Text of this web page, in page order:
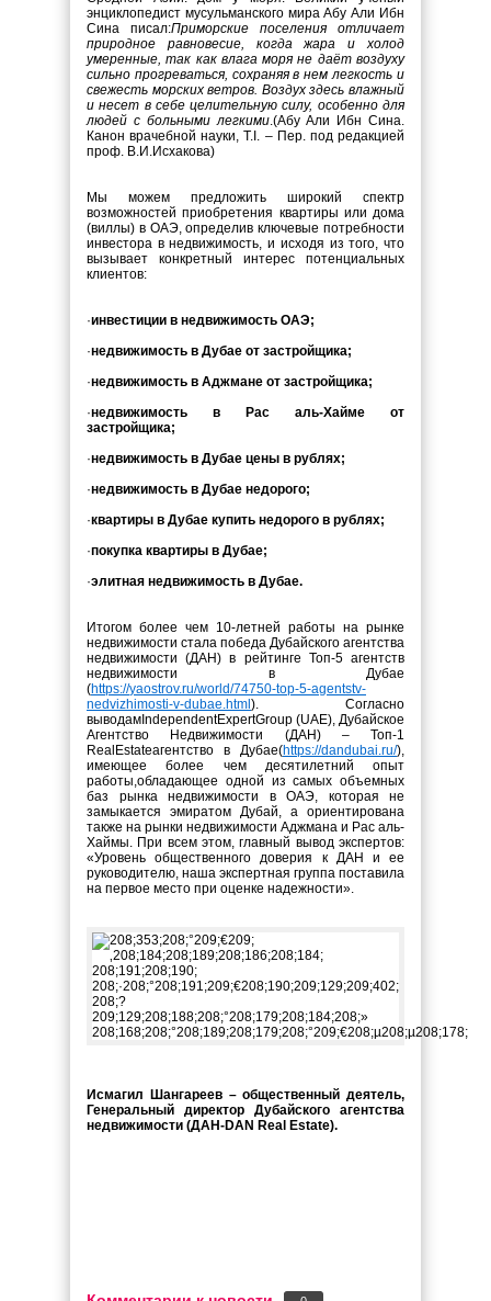
энциклопедист мусульманского мира Абу Али Ибн
Сина писал:Приморские поселения отличает
природное равновесие, когда жара и холод
умеренные, так как влага моря не даёт воздуху
сильно прогреваться, сохраняя в нем легкость и
свежесть морских ветров. Воздух здесь влажный
и несет в себе целительную силу, особенно для
людей с больными легкими.(Абу Али Ибн Сина.
Канон врачебной науки, Т. . – Пер. под редакцией
проф. В.И.Исхакова)
Мы можем предложить широкий спектр
возможностей приобретения квартиры или дома
(виллы) в ОАЭ, определив ключевые потребности
инвестора в недвижимость, и исходя из того, что
вызывает конкретный интерес потенциальных
клиентов:
·инвестиции в недвижимость ОАЭ;
·недвижимость в Дубае от застройщика;
·недвижимость в Аджмане от застройщика;
·недвижимость в Рас аль-Хайме от
застройщика;
·недвижимость в Дубае цены в рублях;
·недвижимость в Дубае недорого;
·квартиры в Дубае купить недорого в рублях;
·покупка квартиры в Дубае;
·элитная недвижимость в Дубае.
Итогом более чем 10-летней работы на рынке
недвижимости стала победа Дубайского агентства
недвижимости (ДАН) в рейтинге Топ-5 агентств
недвижимости в Дубае
(https://yaostrov.ru/world/74750-top-5-agentstv-
nedvizhimosti-v-dubae.html ). Согласно
выводам IndependentExpertGroup (UAE), Дубайское
Агентство Недвижимости (ДАН) – Топ-1
Real Estateагентство в Дубае(https://dandubai.ru/),
имеющее более чем десятилетний опыт
работы,обладающее одной из самых объемных
баз рынка недвижимости в ОАЭ, которая не
замыкается эмиратом Дубай, а ориентирована
также на рынки недвижимости Аджмана и Рас аль-
Хаймы. При всем этом, главный вывод экспертов:
«Уровень общественного доверия к ДАН и ее
руководителю, наша экспертная группа поставила
на первое место при оценке надежности».
Исмагил Шангареев – общественный деятель,
Генеральный директор Дубайского агентства
недвижимости (ДАН-DAN Real Estate).